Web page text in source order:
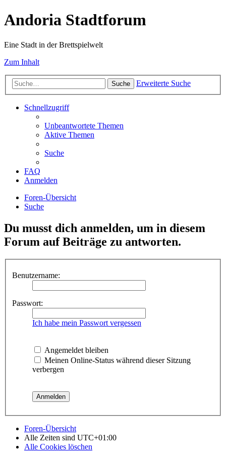
Andoria Stadtforum
Eine Stadt in der Brettspielwelt
Zum Inhalt
Suche Erweiterte Suche
Schnellzugriff
Unbeantwortete Themen
Aktive Themen
Suche
FAQ
Anmelden
Foren-Übersicht
Suche
Du musst dich anmelden, um in diesem
Forum auf Beiträge zu antworten.
Benutzername:
Passwort:
Ich habe mein Passwort vergessen
Angemeldet bleiben
Meinen Online-Status während dieser Sitzung
verbergen
Foren-Übersicht
Alle Zeiten sind UTC+01:00
Alle Cookies löschen